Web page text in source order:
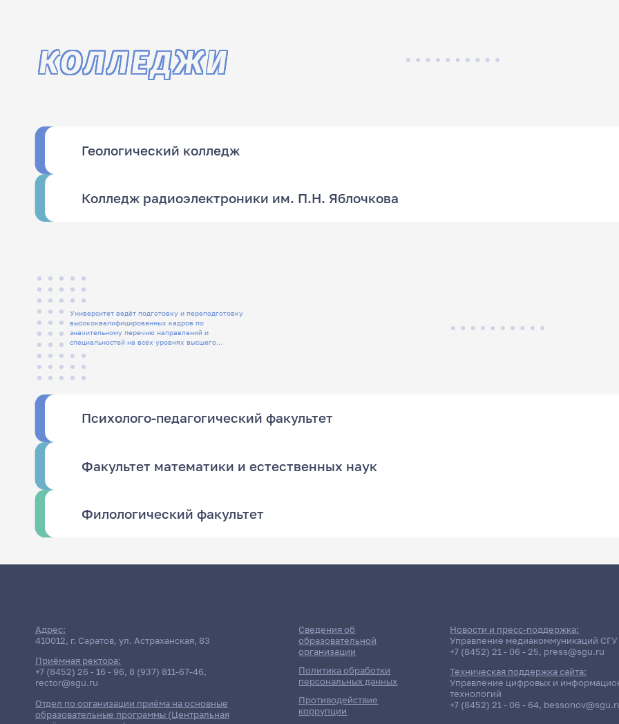
КОЛЛЕДЖИ
Геологический колледж
Колледж радиоэлектроники им. П.Н. Яблочкова
Университет ведёт подготовку и переподготовку
высококвалифицированных кадров по
значительному перечню направлений и
специальностей на всех уровнях высшего
Психолого-педагогический факультет
Факультет математики и естественных наук
Филологический факультет
Адрес:
410012, г. Саратов, ул. Астраханская, 83
Приёмная ректора:
+7 (8452) 26 - 16 - 96, 8 (937) 811-67-46,
rector@sgu.ru
Отдел по организации приёма на основные
образовательные программы (Центральная
Сведения об
образовательной
организации
Политика обработки
персональных данных
Противодействие
коррупции
Новости и пресс-поддержка:
Управление медиакоммуникаций СГУ
+7 (8452) 21 - 06 - 25, press@sgu.ru
Техническая поддержка сайта:
Управление цифровых и
технологий
+7 (8452) 21 - 06 - 64,